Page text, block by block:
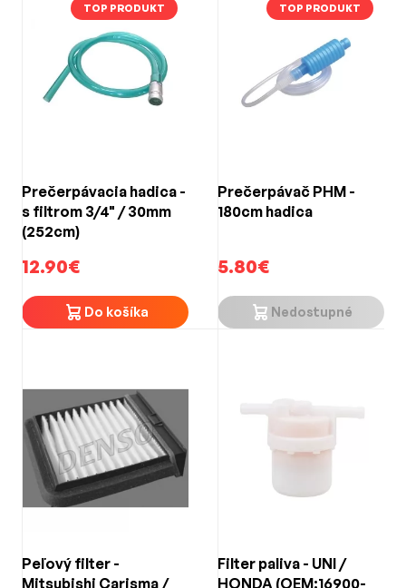
TOP PRODUKT
Prečerpávacia hadica -
s filtrom 3/4" / 30mm
(252cm)
12.90€
Do košíka
TOP PRODUKT
Prečerpávač PHM -
180cm hadica
5.80€
Nedostupné
Peľový filter -
Mitsubishi Carisma /
Filter paliva - UNI /
HONDA (OEM:16900-